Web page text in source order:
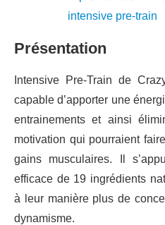
Présentation
Intensive Pre-Train de
capable d’apporter une
entrainements et ainsi
motivation qui pourraient
gains musculaires. Il
efficace de 19 ingrédients
à leur manière plus de
dynamisme.